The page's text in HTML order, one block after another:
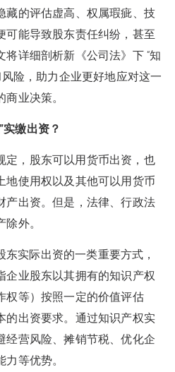
藏的评估虚高、权属瑕疵、技
可能导致股东责任纠纷，甚至
详细剖析新《公司法》下 “知
险，助力企业更好地应对这一
业决策。
实缴出资？
定，股东可以用货币出资，也
地使用权以及其他可以用货币
产出资。但是，法律、行政法
外。
实际出资的一类重要方式，
企业股东以其拥有的知识产权
权等）按照一定的价值评估
的出资要求。通过知识产权实
经营风险、摊销节税、优化企
等优势。